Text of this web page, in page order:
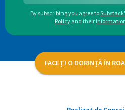
By subscribing you agree to
Policy and their
FACEȚI O DORINȚĂ ÎN